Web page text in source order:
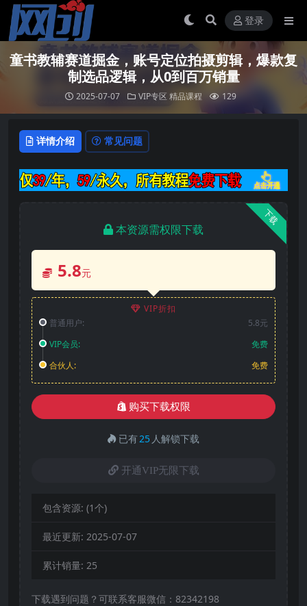
登录
童书教辅赛道掘金，账号定位拍摄剪辑，爆款复
制选品逻辑，从0到百万销量
2025-07-07 VIP专区 精品课程 129
详情介绍 常见问题
下载
本资源需权限下载
5.8元
VIP折扣
普通用户:
5.8元
VIP会员:
免费
合伙人:
免费
购买下载权限
已有25 人解锁下载
开通VIP无限下载
包含资源: (1个)
最近更新: 2025-07-07
累计销量: 25
下载遇到问题？可联系客服微信：82342198